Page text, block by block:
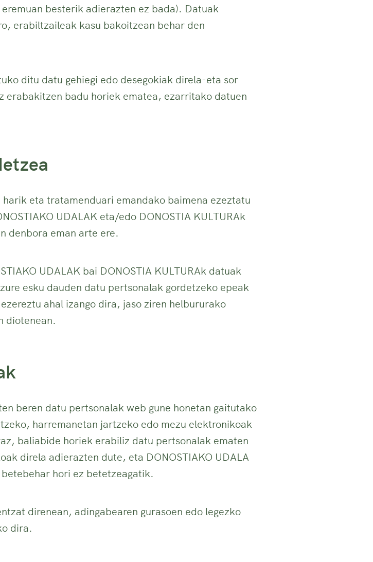
besterik adierazten ez bada). Datuak
erabiltzaileak kasu bakoitzean behar den
ditu datu gehiegi edo desegokiak direla-eta sor
badu horiek ematea, ezarritako datuen
eta tratamenduari emandako baimena ezeztatu
UDALAK eta/edo DONOSTIA KULTURAk
denbora eman arte ere.
UDALAK bai DONOSTIA KULTURAk datuak
esku dauden datu pertsonalak gordetzeko epeak
ahal izango dira, jaso ziren helbururako
diotenean.
beren datu pertsonalak web gune honetan gaitutako
harremanetan jartzeko edo mezu elektronikoak
baliabide horiek erabiliz datu pertsonalak ematen
direla adierazten dute, eta DONOSTIAKO UDALA
hori ez betetzeagatik.
direnean, adingabearen gurasoen edo legezko
dira.